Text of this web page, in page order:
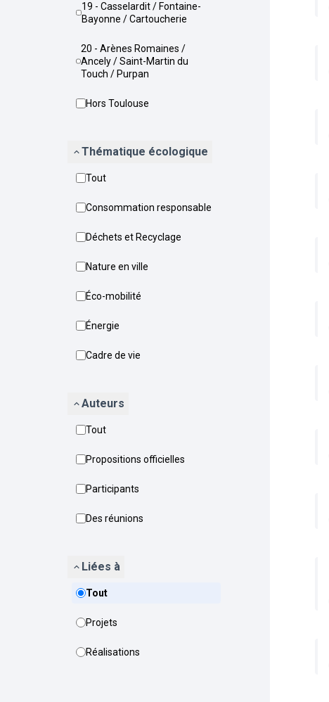
19 - Casselardit / Fontaine-
Bayonne / Cartoucherie
20 - Arènes Romaines /
Ancely / Saint-Martin du
Touch / Purpan
Hors Toulouse
Thématique écologique
Tout
Consommation responsable
Déchets et Recyclage
Nature en ville
Éco-mobilité
Énergie
Cadre de vie
Auteurs
Tout
Propositions officielles
Participants
Des réunions
Liées à
Tout
Projets
Réalisations